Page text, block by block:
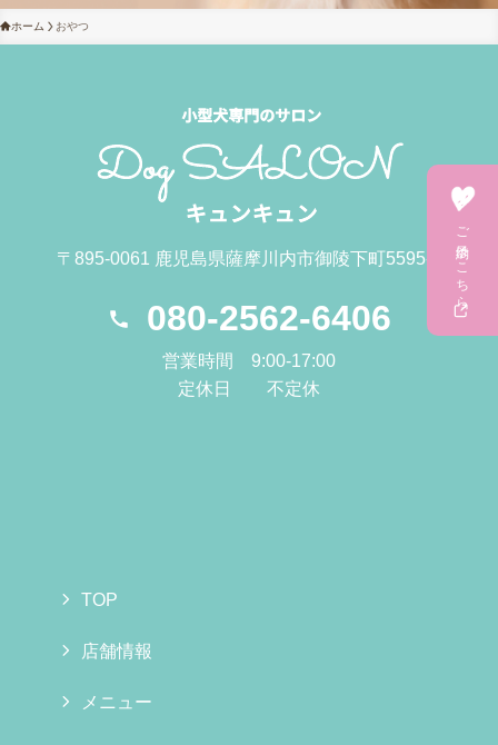
ご予約はこちら
ホーム おやつ
〒895-0061 鹿児島県薩摩川内市御陵下町5595-1
080-2562-6406
営業時間 9:00-17:00
定休日 不定休
TOP
店舗情報
メニュー